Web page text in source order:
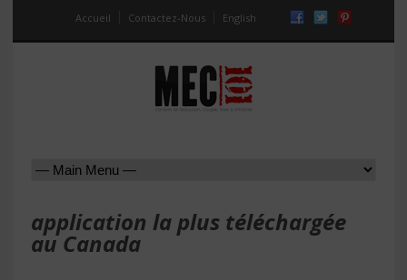
Accueil Contactez-Nous English
application la plus téléchargée
au Canada